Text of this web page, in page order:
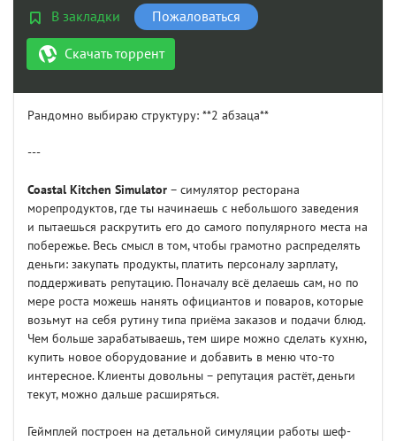
В закладки
Пожаловаться
Скачать торрент
Рандомно выбираю структуру: **2 абзаца**
---
Coastal Kitchen Simulator – симулятор ресторана
морепродуктов, где ты начинаешь с небольшого заведения
и пытаешься раскрутить его до самого популярного места на
побережье. Весь смысл в том, чтобы грамотно распределять
деньги: закупать продукты, платить персоналу зарплату,
поддерживать репутацию. Поначалу всё делаешь сам, но по
мере роста можешь нанять официантов и поваров, которые
возьмут на себя рутину типа приёма заказов и подачи блюд.
Чем больше зарабатываешь, тем шире можно сделать кухню,
купить новое оборудование и добавить в меню что-то
интересное. Клиенты довольны – репутация растёт, деньги
текут, можно дальше расширяться.
Геймплей построен на детальной симуляции работы шеф-